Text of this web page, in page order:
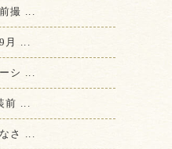
撮 ...
...
シ ...
...
さ ...